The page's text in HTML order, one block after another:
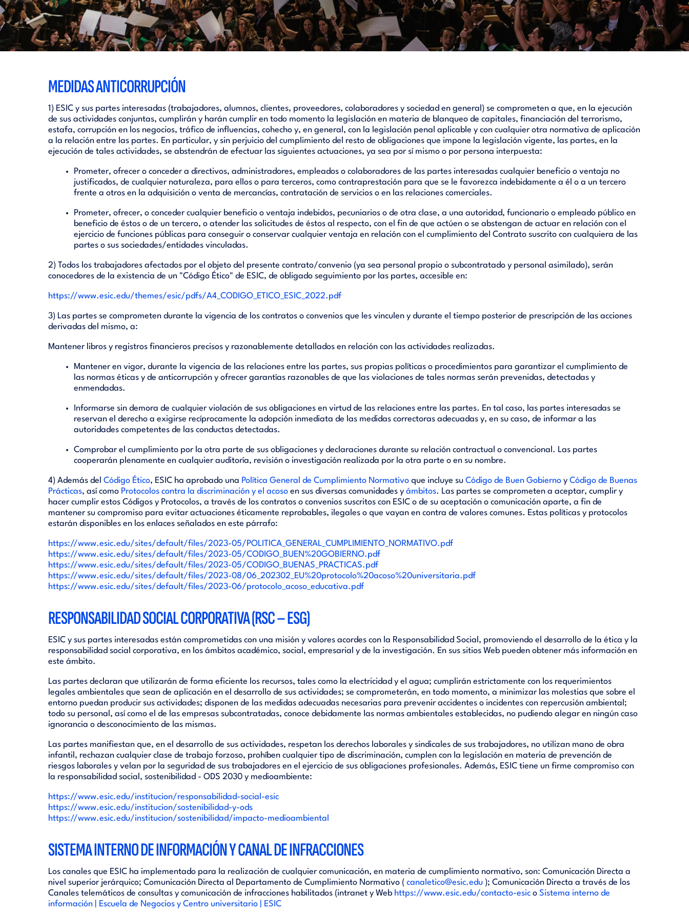
MEDIDAS ANTICORRUPCIÓN
1) ESIC y sus partes interesadas (trabajadores, alumnos, clientes, proveedores, colaboradores y sociedad en general) se comprometen a que, en la ejecución
de sus actividades conjuntas, cumplirán y harán cumplir en todo momento la legislación en materia de blanqueo de capitales, financiación del terrorismo,
estafa, corrupción en los negocios, tráfico de influencias, cohecho y, en general, con la legislación penal aplicable y con cualquier otra normativa de aplicación
a la relación entre las partes. En particular, y sin perjuicio del cumplimiento del resto de obligaciones que impone la legislación vigente, las partes, en la
ejecución de tales actividades, se abstendrán de efectuar las siguientes actuaciones, ya sea por sí mismo o por persona interpuesta:
Prometer, ofrecer o conceder a directivos, administradores, empleados o colaboradores de las partes interesadas cualquier beneficio o ventaja no
justificados, de cualquier naturaleza, para ellos o para terceros, como contraprestación para que se le favorezca indebidamente a él o a un tercero
frente a otros en la adquisición o venta de mercancías, contratación de servicios o en las relaciones comerciales.
Prometer, ofrecer, o conceder cualquier beneficio o ventaja indebidos, pecuniarios o de otra clase, a una autoridad, funcionario o empleado público en
beneficio de éstos o de un tercero, o atender las solicitudes de éstos al respecto, con el fin de que actúen o se abstengan de actuar en relación con el
ejercicio de funciones públicas para conseguir o conservar cualquier ventaja en relación con el cumplimiento del Contrato suscrito con cualquiera de las
partes o sus sociedades/entidades vinculadas.
2) Todos los trabajadores afectados por el objeto del presente contrato/convenio (ya sea personal propio o subcontratado y personal asimilado), serán
conocedores de la existencia de un "Código Ético" de ESIC, de obligado seguimiento por las partes, accesible en:
https://www.esic.edu/themes/esic/pdfs/A4_CODIGO_ETICO_ESIC_2022.pdf
3) Las partes se comprometen durante la vigencia de los contratos o convenios que les vinculen y durante el tiempo posterior de prescripción de las acciones
derivadas del mismo, a:
Mantener libros y registros financieros precisos y razonablemente detallados en relación con las actividades realizadas.
Mantener en vigor, durante la vigencia de las relaciones entre las partes, sus propias políticas o procedimientos para garantizar el cumplimiento de
las normas éticas y de anticorrupción y ofrecer garantías razonables de que las violaciones de tales normas serán prevenidas, detectadas y
enmendadas.
Informarse sin demora de cualquier violación de sus obligaciones en virtud de las relaciones entre las partes. En tal caso, las partes interesadas se
reservan el derecho a exigirse recíprocamente la adopción inmediata de las medidas correctoras adecuadas y, en su caso, de informar a las
autoridades competentes de las conductas detectadas.
Comprobar el cumplimiento por la otra parte de sus obligaciones y declaraciones durante su relación contractual o convencional. Las partes
cooperarán plenamente en cualquier auditoría, revisión o investigación realizada por la otra parte o en su nombre.
4) Además delCódigo Ético, ESIC ha aprobado una Política General de Cumplimiento Normativo que incluye suCódigo de Buen Gobierno yCódigo de Buenas
Prácticas, así como Protocolos contra la discriminación y el acoso en sus diversas comunidades yámbitos. Las partes se comprometen a aceptar, cumplir y
hacer cumplir estos Códigos y Protocolos, a través de los contratos o convenios suscritos con ESIC o de su aceptación o comunicación aparte, a fin de
mantener su compromiso para evitar actuaciones éticamente reprobables, ilegales o que vayan en contra de valores comunes. Estas políticas y protocolos
estarán disponibles en los enlaces señalados en este párrafo:
https://www.esic.edu/sites/default/files/2023-05/POLITICA_GENERAL_CUMPLIMIENTO_NORMATIVO.pdf
https://www.esic.edu/sites/default/files/2023-05/CODIGO_BUEN%20GOBIERNO.pdf
https://www.esic.edu/sites/default/files/2023-05/CODIGO_BUENAS_PRACTICAS.pdf
https://www.esic.edu/sites/default/files/2023-08/06_202302_EU%20protocolo%20acoso%20universitaria.pdf
https://www.esic.edu/sites/default/files/2023-06/protocolo_acoso_educativa.pdf
RESPONSABILIDAD SOCIAL CORPORATIVA (RSC – ESG)
ESIC y sus partes interesadas están comprometidas con una misión y valores acordes con la Responsabilidad Social, promoviendo el desarrollo de la ética y la
responsabilidad social corporativa, en los ámbitos académico, social, empresarial y de la investigación. En sus sitios Web pueden obtener más información en
este ámbito.
Las partes declaran que utilizarán de forma eficiente los recursos, tales como la electricidad y el agua; cumplirán estrictamente con los requerimientos
legales ambientales que sean de aplicación en el desarrollo de sus actividades; se comprometerán, en todo momento, a minimizar las molestias que sobre el
entorno puedan producir sus actividades; disponen de las medidas adecuadas necesarias para prevenir accidentes o incidentes con repercusión ambiental;
todo su personal, así como el de las empresas subcontratadas, conoce debidamente las normas ambientales establecidas, no pudiendo alegar en ningún caso
ignorancia o desconocimiento de las mismas.
Las partes manifiestan que, en el desarrollo de sus actividades, respetan los derechos laborales y sindicales de sus trabajadores, no utilizan mano de obra
infantil, rechazan cualquier clase de trabajo forzoso, prohíben cualquier tipo de discriminación, cumplen con la legislación en materia de prevención de
riesgos laborales y velan por la seguridad de sus trabajadores en el ejercicio de sus obligaciones profesionales. Además, ESIC tiene un firme compromiso con
la responsabilidad social, sostenibilidad - ODS 2030 y medioambiente:
https://www.esic.edu/institucion/responsabilidad-social-esic
https://www.esic.edu/institucion/sostenibilidad-y-ods
https://www.esic.edu/institucion/sostenibilidad/impacto-medioambiental
SISTEMA INTERNO DE INFORMACIÓN Y CANAL DE INFRACCIONES
Los canales que ESIC ha implementado para la realización de cualquier comunicación, en materia de cumplimiento normativo, son: Comunicación Directa a
nivel superior jerárquico; Comunicación Directa al Departamento de Cumplimiento Normativo (canaletico@esic.edu ); Comunicación Directa a través de los
Canales telemáticos de consultas y comunicación de infracciones habilitados (intranet y Web https://www.esic.edu/contacto-esicoSistema interno de
información | Escuela de Negocios y Centro universitario | ESIC